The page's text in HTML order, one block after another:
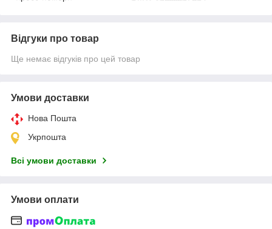
Відгуки про товар
Ще немає відгуків про цей товар
Умови доставки
Нова Пошта
Укрпошта
Всі умови доставки
Умови оплати